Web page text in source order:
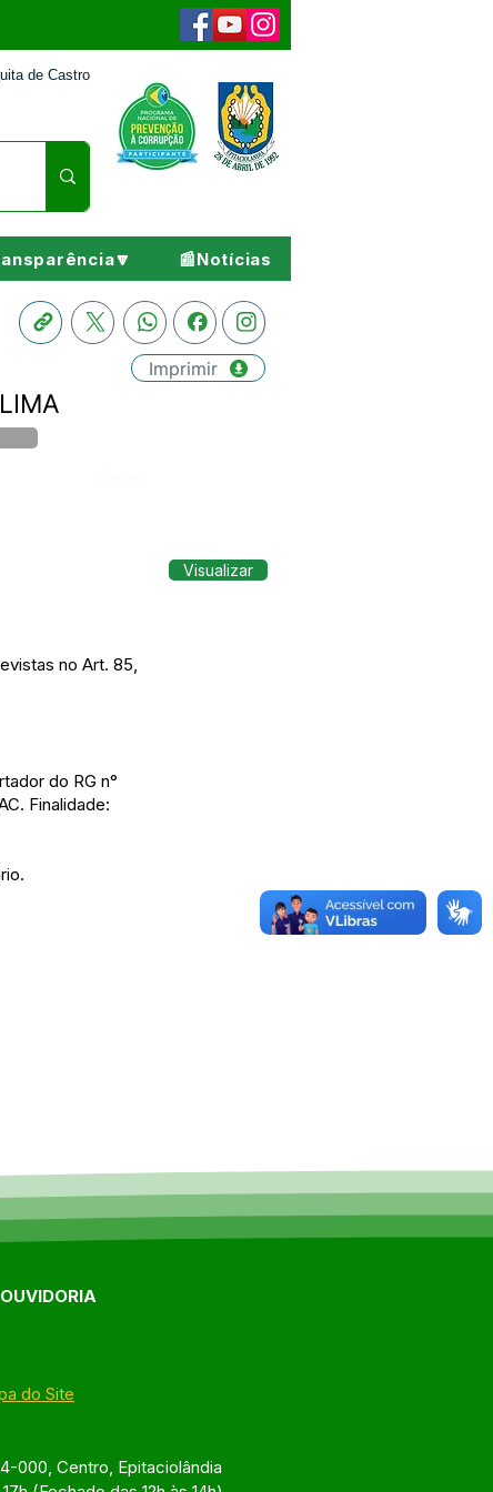
de Castro
📰Notícias
Imprimir
no Art. 85,
do RG n°
Finalidade:
Visualizar
do Site
000, Centro, Epitaciolândia